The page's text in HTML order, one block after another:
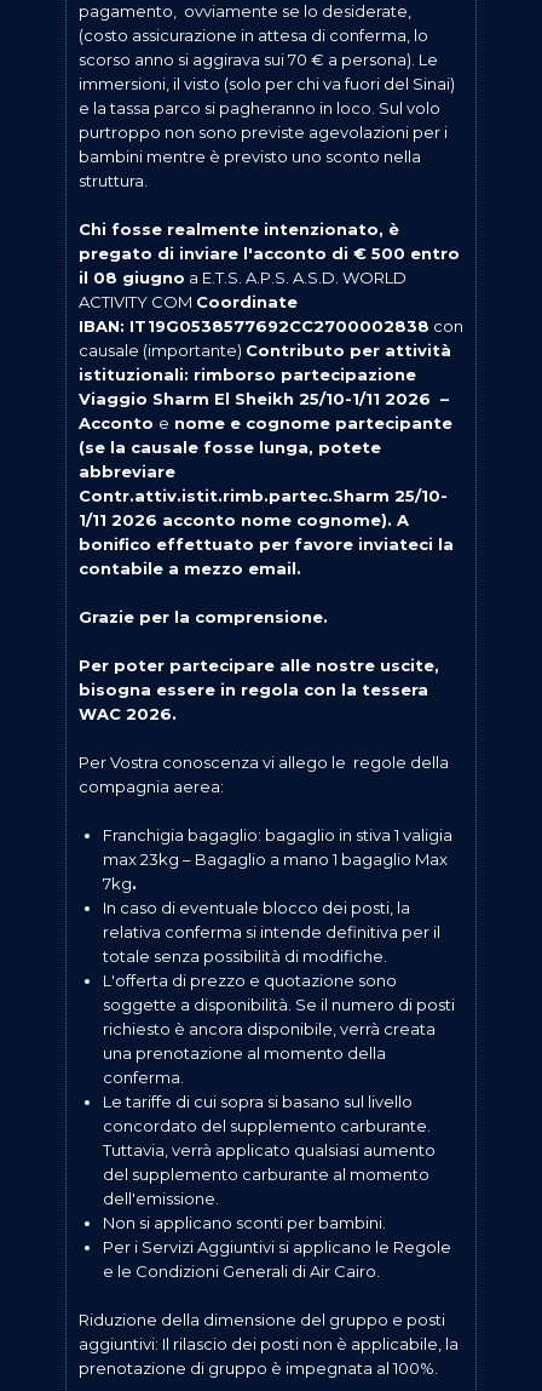
pagamento, ovviamente se lo desiderate,
(costo assicurazione in attesa di conferma, lo
scorso anno si aggirava sui 70 € a persona). Le
immersioni, il visto (solo per chi va fuori del Sinai)
e la tassa parco si pagheranno in loco. Sul volo
purtroppo non sono previste agevolazioni per i
bambini mentre è previsto uno sconto nella
struttura.
Chi fosse realmente intenzionato, è
pregato di inviare l'acconto di € 500 entro
il 08 giugno a E.T.S. A.P.S. A.S.D. WORLD
ACTIVITY COM Coordinate
IBAN: IT19G0538577692CC2700002838 con
causale (importante) Contributo per attività
istituzionali: rimborso partecipazione
Viaggio Sharm El Sheikh 25/10-1/11 2026 –
Acconto e nome e cognome partecipante
(se la causale fosse lunga, potete
abbreviare
Contr.attiv.istit.rimb.partec.Sharm 25/10-
1/11 2026 acconto nome cognome). A
bonifico effettuato per favore inviateci la
contabile a mezzo email.
Grazie per la comprensione.
Per poter partecipare alle nostre uscite,
bisogna essere in regola con la tessera
WAC 2026.
Per Vostra conoscenza vi allego le regole della
compagnia aerea:
Franchigia bagaglio: bagaglio in stiva 1 valigia
max 23kg – Bagaglio a mano 1 bagaglio Max
7kg.
In caso di eventuale blocco dei posti, la
relativa conferma si intende definitiva per il
totale senza possibilità di modifiche.
L'offerta di prezzo e quotazione sono
soggette a disponibilità. Se il numero di posti
richiesto è ancora disponibile, verrà creata
una prenotazione al momento della
conferma.
Le tariffe di cui sopra si basano sul livello
concordato del supplemento carburante.
Tuttavia, verrà applicato qualsiasi aumento
del supplemento carburante al momento
dell'emissione.
Non si applicano sconti per bambini.
Per i Servizi Aggiuntivi si applicano le Regole
e le Condizioni Generali di Air Cairo.
Riduzione della dimensione del gruppo e posti
aggiuntivi: Il rilascio dei posti non è applicabile, la
prenotazione di gruppo è impegnata al 100%.